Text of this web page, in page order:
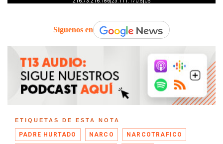
Síguenos en
ETIQUETAS DE ESTA NOTA
PADRE HURTADO NARCO NARCOTRAFICO